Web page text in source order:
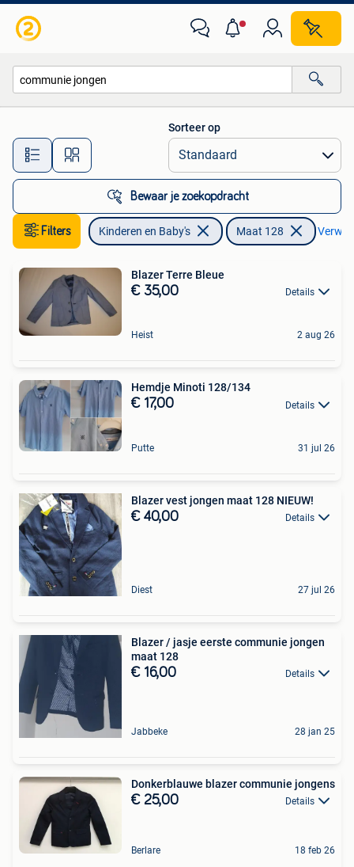
Alle afstanden…
Sorteer op
Bewaar je zoekopdracht
Filters Kinderen en Baby's Maat 128
Blazer Terre Bleue
€ 35,00 Details
Heist 2 aug 26
Hemdje Minoti 128/134
€ 17,00 Details
Putte 31 jul 26
Blazer vest jongen maat 128 NIEUW!
€ 40,00 Details
Diest 27 jul 26
Blazer / jasje eerste communie jongen
maat 128
€ 16,00 Details
Jabbeke 28 jan 25
Donkerblauwe blazer communie jongens
€ 25,00 Details
Berlare 18 feb 26